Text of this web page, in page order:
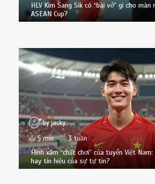
HLV Kim Sang Sik có “bài vở” gì cho màn
ASEAN Cup?
byjacky
5 min
3 tuần
Hình xăm “chất chơi” của tuyển Việt
hay tín hiệu của sự tự tin?